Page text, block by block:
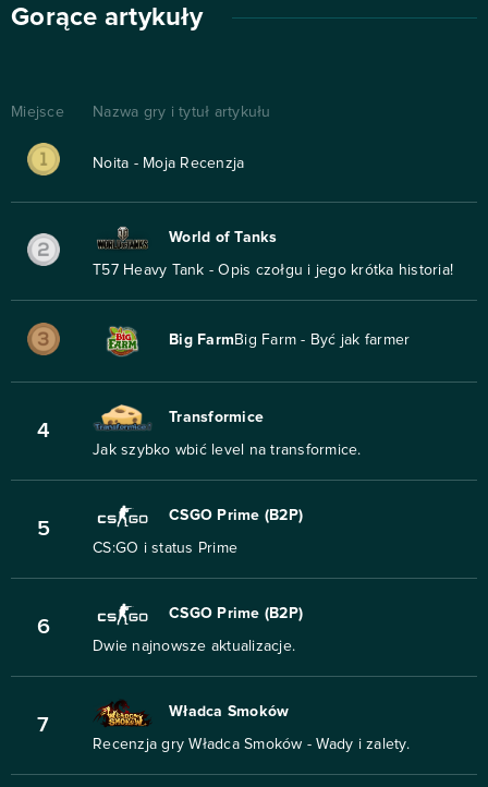
Gorące artykuły
Miejsce Nazwa gry i tytuł artykułu
Noita - Moja Recenzja
World of Tanks
T57 Heavy Tank - Opis czołgu i jego krótka historia!
Big Farm Big Farm - Być jak farmer
4
Transformice
Jak szybko wbić level na transformice.
5
CSGO Prime (B2P)
CS:GO i status Prime
6
CSGO Prime (B2P)
Dwie najnowsze aktualizacje.
7
Władca Smoków
Recenzja gry Władca Smoków - Wady i zalety.